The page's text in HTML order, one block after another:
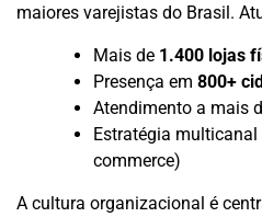
maiores varejistas do Brasil.
Mais de 1.400 lojas
Presença em 800+
Atendimento a mais
Estratégia
commerce)
A cultura organizacional é